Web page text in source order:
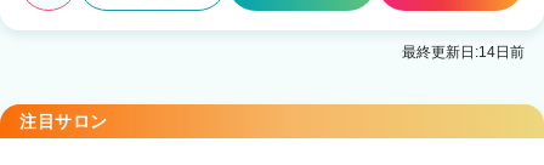
最終更新日:14日前
注目サロン